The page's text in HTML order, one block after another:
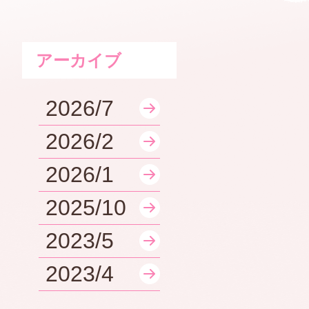
アーカイブ
2026/7
2026/2
2026/1
2025/10
2023/5
2023/4